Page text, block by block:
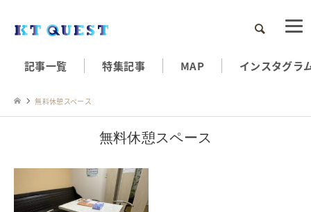
検索
記事一覧 特集記事 MAP インスタグラ
無料休憩スペース
無料休憩スペース